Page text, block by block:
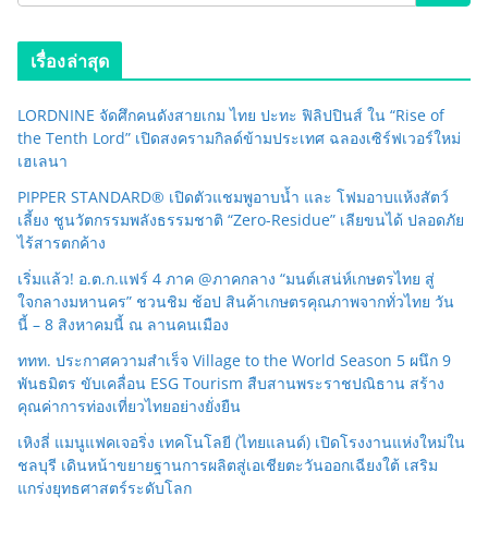
เรื่องล่าสุด
LORDNINE จัดศึกคนดังสายเกม ไทย ปะทะ ฟิลิปปินส์ ใน “Rise of
the Tenth Lord” เปิดสงครามกิลด์ข้ามประเทศ ฉลองเซิร์ฟเวอร์ใหม่
เฮเลนา
PIPPER STANDARD® เปิดตัวแชมพูอาบน้ำ และ โฟมอาบแห้งสัตว์
เลี้ยง ชูนวัตกรรมพลังธรรมชาติ “Zero-Residue” เลียขนได้ ปลอดภัย
ไร้สารตกค้าง
เริ่มแล้ว! อ.ต.ก.แฟร์ 4 ภาค @ภาคกลาง “มนต์เสน่ห์เกษตรไทย สู่
ใจกลางมหานคร” ชวนชิม ช้อป สินค้าเกษตรคุณภาพจากทั่วไทย วัน
นี้ – 8 สิงหาคมนี้ ณ ลานคนเมือง
ททท. ประกาศความสำเร็จ Village to the World Season 5 ผนึก 9
พันธมิตร ขับเคลื่อน ESG Tourism สืบสานพระราชปณิธาน สร้าง
คุณค่าการท่องเที่ยวไทยอย่างยั่งยืน
เหิงลี่ แมนูแฟคเจอริ่ง เทคโนโลยี (ไทยแลนด์) เปิดโรงงานแห่งใหม่ใน
ชลบุรี เดินหน้าขยายฐานการผลิตสู่เอเชียตะวันออกเฉียงใต้ เสริม
แกร่งยุทธศาสตร์ระดับโลก